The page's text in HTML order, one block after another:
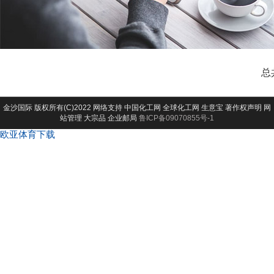
总
金沙国际 版权所有(C)2022 网络支持 中国化工网 全球化工网 生意宝 著作权声明 网
站管理 大宗品 企业邮局 鲁ICP备09070855号-1
欧亚体育下载